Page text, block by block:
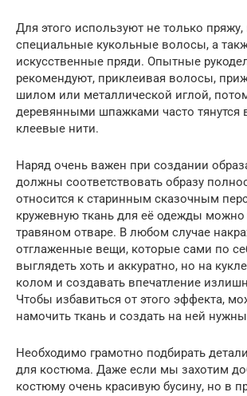
Для этого используют не только пряжу,
специальные кукольные волосы, а
искусственные пряди. Опытные
рекомендуют, приклеивая волосы,
шилом или металлической иглой,
деревянными шпажками часто тянутся
клеевые нити.
Наряд очень важен при создании
должны соответствовать образу
относится к старинным сказочным
кружевную ткань для её одежды можно
травяном отваре. В любом случае
отглаженные вещи, которые сами по
выглядеть хоть и аккуратно, но на
колом и создавать впечатление
Чтобы избавиться от этого эффекта,
намочить ткань и создать на ней
Необходимо грамотно подбирать
для костюма. Даже если мы захотим
костюму очень красивую бусину, но в